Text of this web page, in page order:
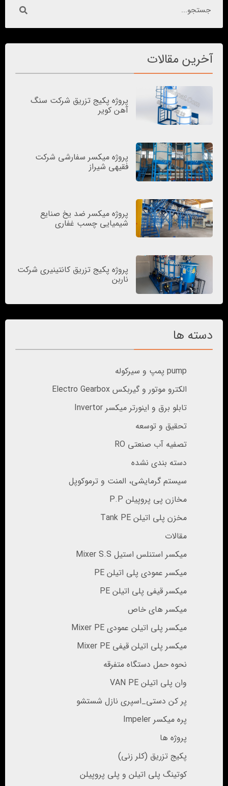
آخرین مقالات
پروژه پکیج تزریق شرکت سنگ
آهن کویر
پروژه میکسر سفارشی شرکت
فقیهی شیراز
پروژه میکسر ضد یخ صنایع
شیمیایی چسب غفاری
پروژه پکیج تزریق کانتینیری شرکت
ناربن
دسته ها
pump پمپ و سیرکوله
الکترو موتور و گیربکس Electro Gearbox
تابلو برق و اینورتر میکسر Invertor
تحقیق و توسعه
تصفیه آب صنعتی RO
دسته بندی نشده
سیستم گرمایشی، المنت و ترموکوپل
مخازن پی پروپیلن P.P
مخزن پلی اتیلن Tank PE
مقالات
میکسر استنلس استیل Mixer S.S
میکسر عمودی پلی اتیلن PE
میکسر قیفی پلی اتیلن PE
میکسر های خاص
میکسر پلی اتیلن عمودی Mixer PE
میکسر پلی اتیلن قیفی Mixer PE
نحوه حمل دستگاه متفرقه
وان پلی اتیلن VAN PE
پر کن دستی_اسپری نازل شستشو
پره میکسر Impeler
پروژه ها
پکیج تزریق (کلر زنی)
کوتینگ پلی اتیلن و پلی پروپیلن